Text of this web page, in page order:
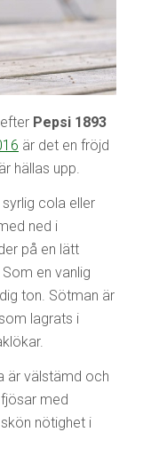
Pepsi 1893
är det en fröjd
hällas upp.
cola eller
ned i
på en lätt
en vanlig
ton. Sötman är
lagrats i
är välstämd och
med
nötighet i